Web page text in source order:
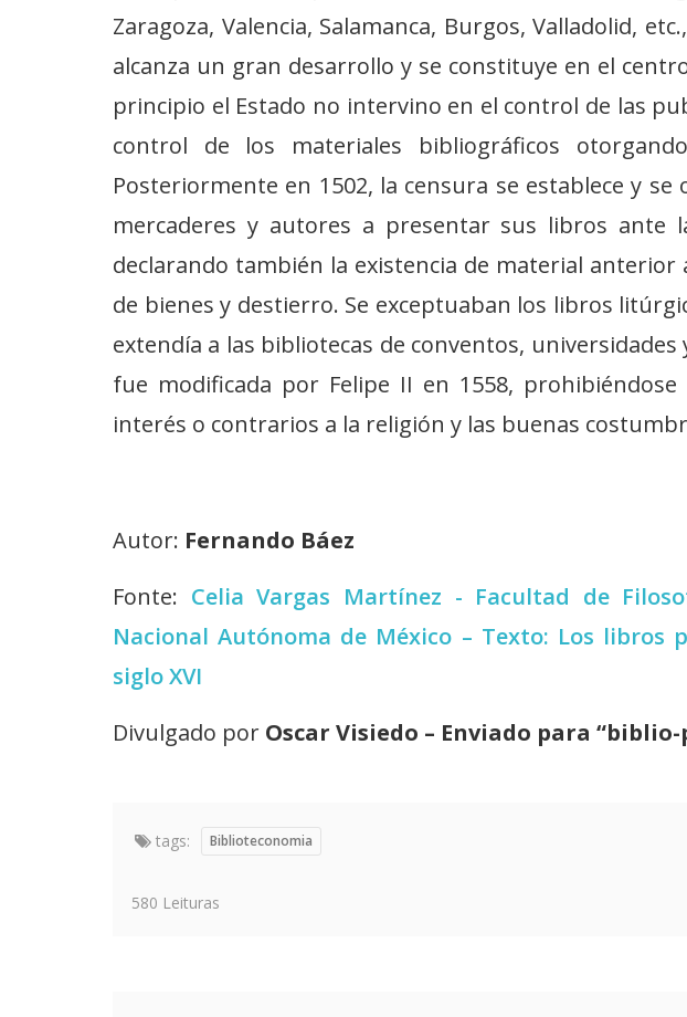
Zaragoza, Valencia, Salamanca, Burgos, Valladolid,
alcanza un gran desarrollo y se constituye en el
principio el Estado no intervino en el control de las
control de los materiales bibliográficos
Posteriormente en 1502, la censura se establece y
mercaderes y autores a presentar sus libros ante
declarando también la existencia de material anterior
de bienes y destierro. Se exceptuaban los libros
extendía a las bibliotecas de conventos, universidades
fue modificada por Felipe II en 1558,
interés o contrarios a la religión y las buenas
Autor: Fernando Báez
Fonte: Celia Vargas Martínez - Facultad de
Nacional Autónoma de México – Texto: Los
siglo XVI
Divulgado por Oscar Visiedo – Enviado para
tags: Biblioteconomia
580 Leituras